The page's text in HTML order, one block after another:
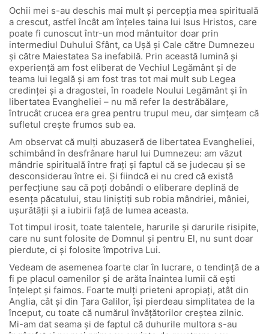
Ochii mei s-au deschis mai mult și percepția mea spirituală
a crescut, astfel încât am înțeles taina lui Isus Hristos, care
poate fi cunoscut într-un mod mântuitor doar prin
intermediul Duhului Sfânt, ca Ușă și Cale către Dumnezeu
și către Maiestatea Sa inefabilă. Prin această lumină și
experiență am fost eliberat de Vechiul Legământ și de
teama lui legală și am fost tras tot mai mult sub Legea
credinței și a dragostei, în roadele Noului Legământ și în
libertatea Evangheliei – nu mă refer la destrăbălare,
întrucât crucea era grea pentru trupul meu, dar simțeam că
sufletul crește frumos sub ea.
Am observat că mulți abuzaseră de libertatea Evangheliei,
schimbând în desfrânare harul lui Dumnezeu: am văzut
mândrie spirituală între frați și faptul că se judecau și se
desconsiderau între ei. Și fiindcă ei nu cred că există
perfecțiune sau că poți dobândi o eliberare deplină de
esența păcatului, stau liniștiți sub robia mândriei, mâniei,
ușurătății și a iubirii față de lumea aceasta.
Tot timpul irosit, toate talentele, harurile și darurile risipite,
care nu sunt folosite de Domnul și pentru El, nu sunt doar
pierdute, ci și folosite împotriva Lui.
Vedeam de asemenea foarte clar în lucrare, o tendință de a
fi pe placul oamenilor și de arăta înaintea lumii că ești
înțelept și faimos. Foarte mulți prieteni apropiați, atât din
Anglia, cât și din Țara Galilor, își pierdeau simplitatea de la
început, cu toate că numărul învățătorilor creștea zilnic.
Mi-am dat seama și de faptul că duhurile multora s-au